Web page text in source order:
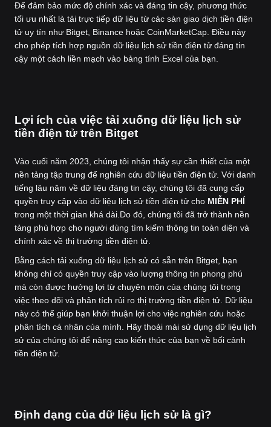
Để đảm bảo mức độ chính xác và đáng tin cậy, phương thức
tối ưu nhất là tải trực tiếp dữ liệu từ các sàn giao dịch tiền điện
tử uy tín như Bitget, Binance hoặc CoinMarketCap. Điều này
cho phép tích hợp nguồn dữ liệu lịch sử tiền điện tử đáng tin
cậy một cách liền mạch vào bảng tính Excel của bạn.
Lợi ích của việc tải xuống dữ liệu lịch sử
tiền điện tử trên Bitget
Vào cuối năm 2023, chúng tôi nhận thấy sự cần thiết của một
nền tảng tập trung để nghiên cứu dữ liệu tiền điện tử. Với danh
tiếng lâu năm về dữ liệu đáng tin cậy, chúng tôi đã cung cấp
quyền truy cập vào dữ liệu lịch sử tiền điện tử cho MIỄN PHÍ
trong một thời gian khá dài. Do đó, chúng tôi đã trở thành nền
tảng phù hợp cho người dùng tìm kiếm thông tin toàn diện và
chính xác về thị trường tiền điện tử.
Bằng cách tải xuống dữ liệu lịch sử có sẵn trên Bitget, bạn
không chỉ có quyền truy cập vào lượng thông tin phong phú
mà còn được hưởng lợi từ chuyên môn của chúng tôi trong
việc theo dõi và phân tích rủi ro thị trường tiền điện tử. Dữ liệu
này có thể giúp bạn khởi thuận lợi cho việc nghiên cứu hoặc
phân tích cá nhân của mình. Hãy thoải mái sử dụng dữ liệu lịch
sử của chúng tôi để nâng cao kiến thức của bạn về bối cảnh
tiền điện tử.
Định dạng của dữ liệu lịch sử là gì?